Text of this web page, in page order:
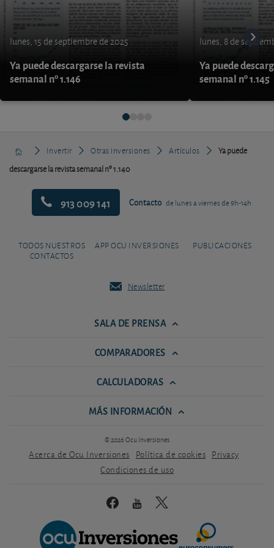
lunes, 15 de septiembre de 2025
Ya puede descargarse la revista
semanal nº 1.146
lunes, 8 de
Ya puede
semanal nº 1.145
Invertir Otras inversiones Artículos
Ya puede
descargarse la revista semanal nº 1.140
913 009 141 Contacto de lunes a viernes de 9h-14h
TODOS NUESTROS
CONTACTOS
APP OCU INVERSIONES PUBLICACIONES
Newsletter
SALA DE PRENSA
COMPARADORES
CALCULADORAS
MÁS INFORMACIÓN
© 2026 Ocu Inversiones
Acerca de Ocu Inversiones Política de cookies Privacy
Condiciones de uso